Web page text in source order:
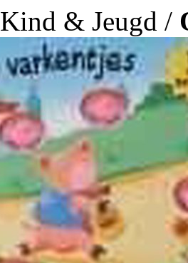
Kind & Jeugd /